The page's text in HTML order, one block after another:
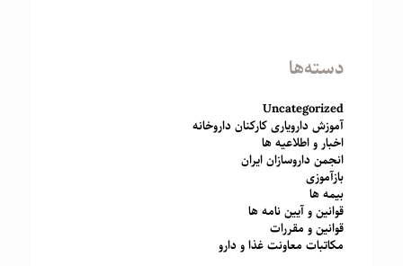
دسته‌ها
Uncategorized
آموزش دارویاری کارکنان داروخانه
اخبار و اطلاعیه ها
انجمن داروسازان ایران
بازآموزی
بیمه ها
قوانین و آیین نامه ها
قوانین و مقررات
مکاتبات معاونت غذا و دارو